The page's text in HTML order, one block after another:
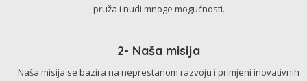
pruža i nudi mnoge mogućnosti.
2- Naša misija
Naša misija se bazira na neprestanom razvoju i primjeni inovativnih